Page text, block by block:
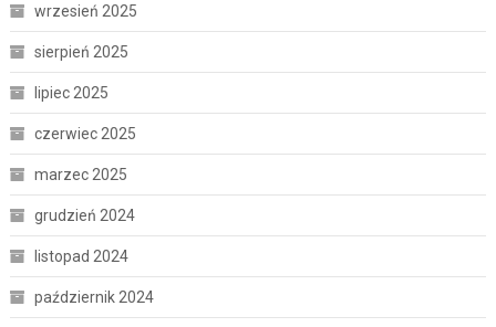
wrzesień 2025
sierpień 2025
lipiec 2025
czerwiec 2025
marzec 2025
grudzień 2024
listopad 2024
październik 2024